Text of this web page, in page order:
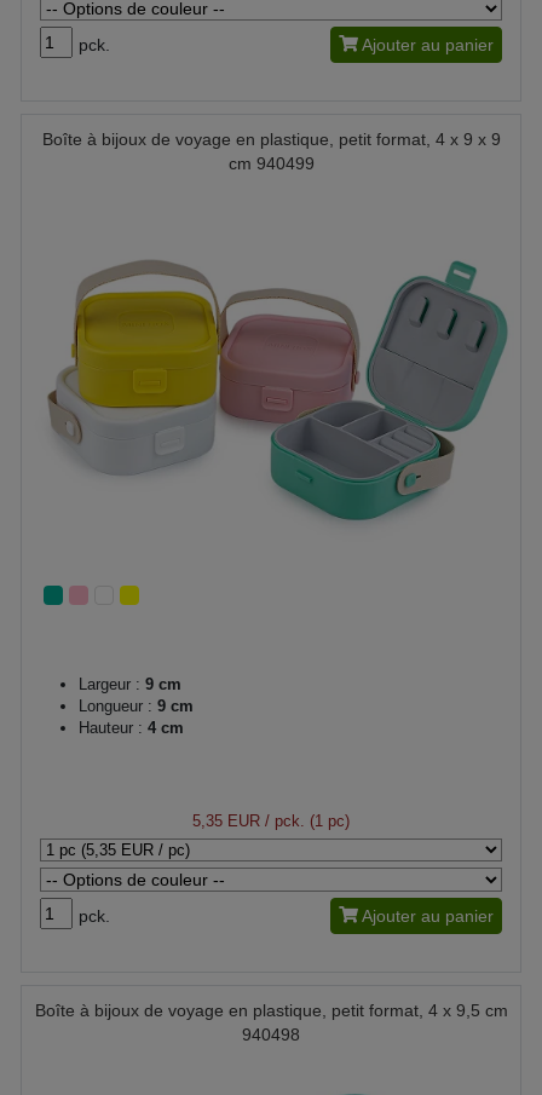
pck. Ajouter au panier
Boîte à bijoux de voyage en plastique, petit format, 4 x 9 x 9
cm 940499
Largeur : 9 cm
Longueur : 9 cm
Hauteur : 4 cm
5,35 EUR / pck. (1 pc)
pck. Ajouter au panier
Boîte à bijoux de voyage en plastique, petit format, 4 x 9,5 cm
940498